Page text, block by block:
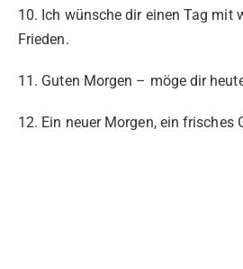
10. Ich wünsche dir einen Tag mit
Frieden.
11. Guten Morgen – möge dir
12. Ein neuer Morgen, ein frisches